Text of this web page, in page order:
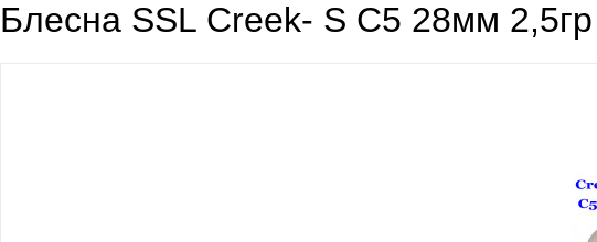
Блесна SSL Creek- S C5 28мм